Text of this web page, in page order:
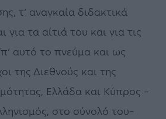
τ’ αναγκαία διδακτικά
τα αίτιά του και για τις
αυτό το πνεύμα και ως
της Διεθνούς και της
Ελλάδα και Κύπρος –
στο σύνολό του–